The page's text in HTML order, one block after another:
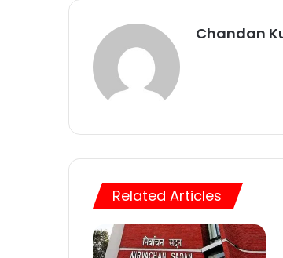
Chandan
Related Articles